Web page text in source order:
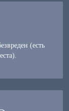
(есть